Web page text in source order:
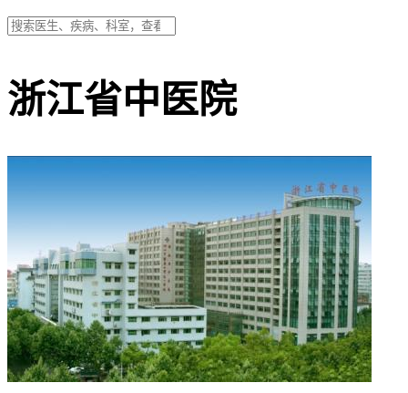
浙江省中医院